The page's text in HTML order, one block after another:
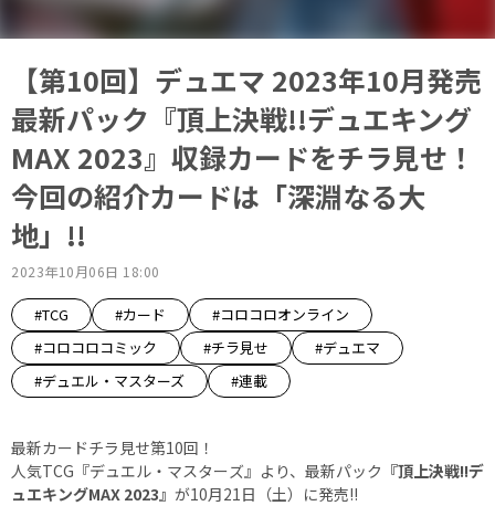
【第10回】デュエマ 2023年10月発売
最新パック『頂上決戦!!デュエキング
MAX 2023』収録カードをチラ見せ！
今回の紹介カードは「深淵なる大
地」!!
2023年10月06日 18:00
#TCG #カード
#コロコロオンライン
#コロコロコミック
#チラ見せ
#デュエマ
#デュエル・マスターズ
#連載
最新カードチラ見せ第10回！
人気TCG『デュエル・マスターズ』より、最新パック 『頂上決戦!!デ
ュエキングMAX 2023』 が10月21日（土）に発売!!